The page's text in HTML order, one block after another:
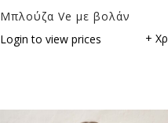
Μπλούζα Ve με βολάν
Login to view prices
+